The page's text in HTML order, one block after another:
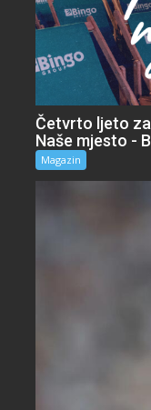
Četvrto ljeto
Naše mjesto -
Magazin